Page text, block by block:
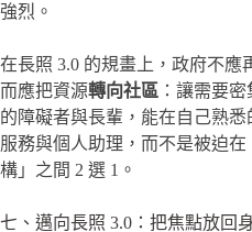
強烈。
在長照 3.0 的規畫上，政府不應
而應把資源轉向社區 ：讓需要
的障礙者與長輩，能在自己熟
服務與個人助理，而不是被迫
構」之間 2 選 1。
七、邁向長照 3.0：把焦點放回